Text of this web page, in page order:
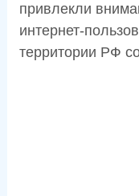
привлекли
интернет-
территории РФ